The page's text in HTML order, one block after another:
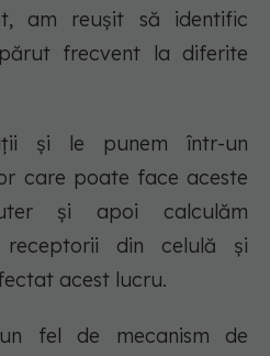
am reușit să identific
frecvent la diferite
și le punem într-un
care poate face aceste
și apoi calculăm
receptorii din celulă și
acest lucru.
fel de mecanism de